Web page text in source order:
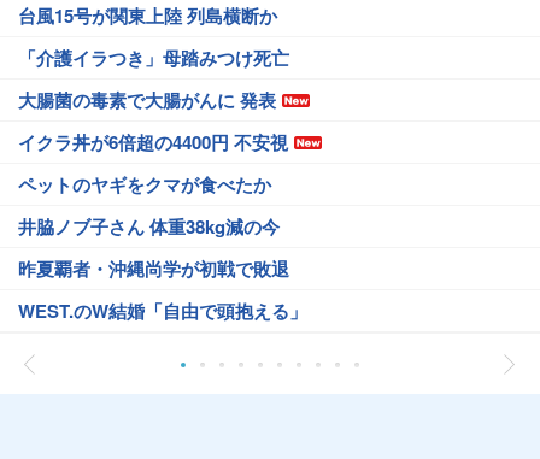
台風15号が関東上陸 列島横断か
「介護イラつき」母踏みつけ死亡
大腸菌の毒素で大腸がんに 発表
イクラ丼が6倍超の4400円 不安視
ペットのヤギをクマが食べたか
井脇ノブ子さん 体重38kg減の今
昨夏覇者・沖縄尚学が初戦で敗退
WEST.のW結婚「自由で頭抱える」